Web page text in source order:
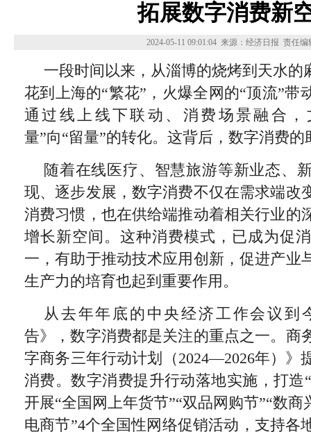
拓展数字消费新
2024-05-11 09:01:04 来源：经济日报 责任编
一段时间以来，从淄博的烧烤到天水的
花到上海的“繁花”，火爆全网的“顶流”带
通过线上线下联动、消费场景融合
量”向“留量”的转化。这背后，数字消费
随着在线医疗、智慧旅游等新业态、
现、逐步发展，数字消费不仅在需求端改
消费习惯，也在供给端推动着相关行业的
增长新空间。这种消费模式，已成为促
一，有助于推动技术应用创新，促进产业
生产力的培育也起到重要作用。
从去年年底的中央经济工作会议到
告》，数字消费都是关注的重点之一。商
字商务三年行动计划（2024—2026年）》
消费。数字消费提升行动落地实施，打造
开展“全国网上年货节”“双品网购节”“数商
电商节”4个全国性网络促销活动，支持各